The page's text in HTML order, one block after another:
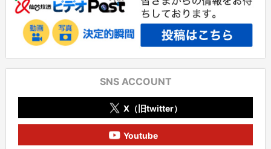
SNS ACCOUNT
X（旧twitter）
Youtube